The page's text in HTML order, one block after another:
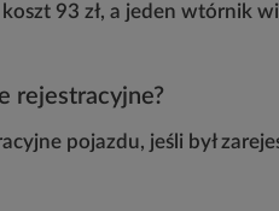
93 zł, a jeden wtórnik
rejestracyjne?
pojazdu, jeśli był